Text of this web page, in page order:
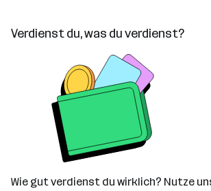
Verdienst du, was du verdienst?
Wie gut verdienst du wirklich? Nutze